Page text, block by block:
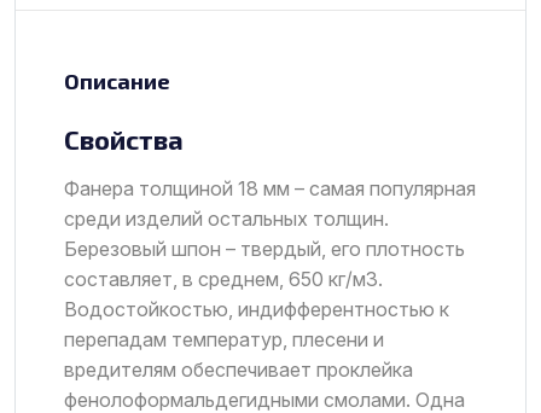
Описание
Свойства
Фанера толщиной 18 мм – самая популярная
среди изделий остальных толщин.
Березовый шпон – твердый, его плотность
составляет, в среднем, 650 кг/м3.
Водостойкостью, индифферентностью к
перепадам температур, плесени и
вредителям обеспечивает проклейка
фенолоформальдегидными смолами. Одна